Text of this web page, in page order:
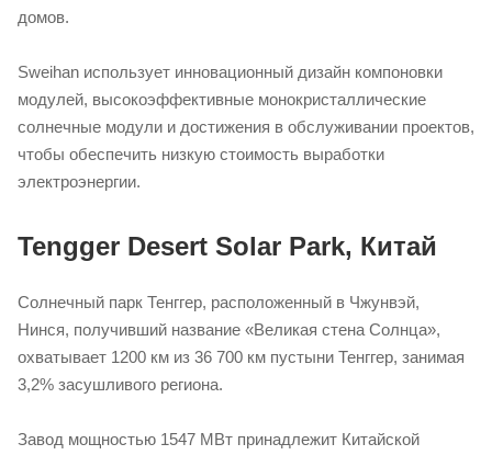
домов.
Sweihan использует инновационный дизайн компоновки
модулей, высокоэффективные монокристаллические
солнечные модули и достижения в обслуживании проектов,
чтобы обеспечить низкую стоимость выработки
электроэнергии.
Tengger Desert Solar Park, Китай
Солнечный парк Тенггер, расположенный в Чжунвэй,
Нинся, получивший название «Великая стена Солнца»,
охватывает 1200 км из 36 700 км пустыни Тенггер, занимая
3,2% засушливого региона.
Завод мощностью 1547 МВт принадлежит Китайской